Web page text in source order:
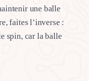
une balle
faites l’inverse :
spin, car la balle